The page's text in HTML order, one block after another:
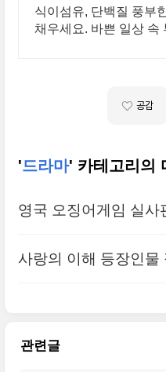
식이섬유, 단백질 풍부
채우세요. 바쁜 일상 속
공감
'드라마' 카테고리의
영국 오징어게임 실사
사랑의 이해 등장인물
관련글